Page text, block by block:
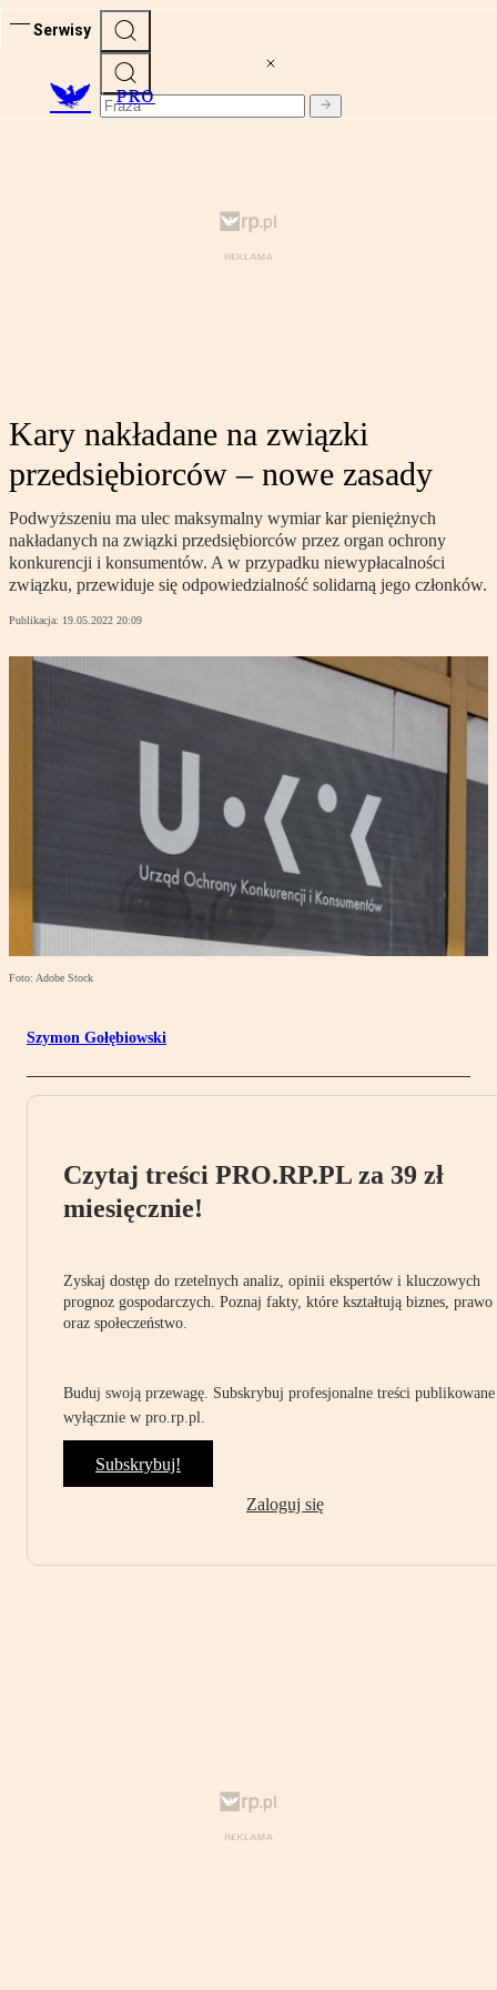
Serwisy
PRO
Kary nakładane na związki
przedsiębiorców – nowe zasady
Podwyższeniu ma ulec maksymalny wymiar kar pieniężnych
nakładanych na związki przedsiębiorców przez organ ochrony
konkurencji i konsumentów. A w przypadku niewypłacalności
związku, przewiduje się odpowiedzialność solidarną jego członków.
Publikacja: 19.05.2022 20:09
Foto: Adobe Stock
Szymon Gołębiowski
Czytaj treści PRO.RP.PL za 39 zł
miesięcznie!
Zyskaj dostęp do rzetelnych analiz, opinii ekspertów i kluczowych
prognoz gospodarczych. Poznaj fakty, które kształtują biznes, prawo
oraz społeczeństwo.
Buduj swoją przewagę. Subskrybuj profesjonalne treści publikowane
wyłącznie w pro.rp.pl.
Subskrybuj!
Zaloguj się